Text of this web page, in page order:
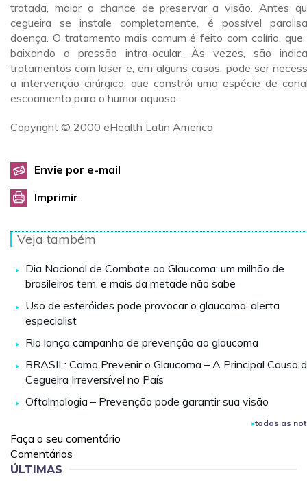
tratada, maior a chance de preservar a visão. Antes
cegueira se instale completamente, é possível
doença. O tratamento mais comum é feito com colírio, que
baixando a pressão intra-ocular. Às vezes, são
tratamentos com laser e, em alguns casos, pode ser
a intervenção cirúrgica, que constrói uma espécie de
escoamento para o humor aquoso.
Copyright © 2000 eHealth Latin America
Envie por e-mail
Imprimir
Veja também
Dia Nacional de Combate ao Glaucoma: um milhão de
brasileiros tem, e mais da metade não sabe
Uso de esteróides pode provocar o glaucoma, alerta
especialist
Rio lança campanha de prevenção ao glaucoma
BRASIL: Como Prevenir o Glaucoma – A Principal Causa
Cegueira Irreversível no País
Oftalmologia – Prevenção pode garantir sua visão
todas as
Faça o seu comentário
Comentários
ÚLTIMAS